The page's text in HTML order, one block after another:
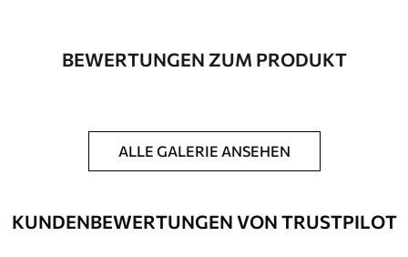
aus 100 % Baumwolle.
Artikelnummer s42432
Zusätzliche
Möglichkeit, einen Schutzlack
Bildes zu erhöhen.
BEWERTUNGEN ZUM PRODUKT
ALLE GALERIE ANSEHEN
KUNDENBEWERTUNGEN VON TRUSTPILOT